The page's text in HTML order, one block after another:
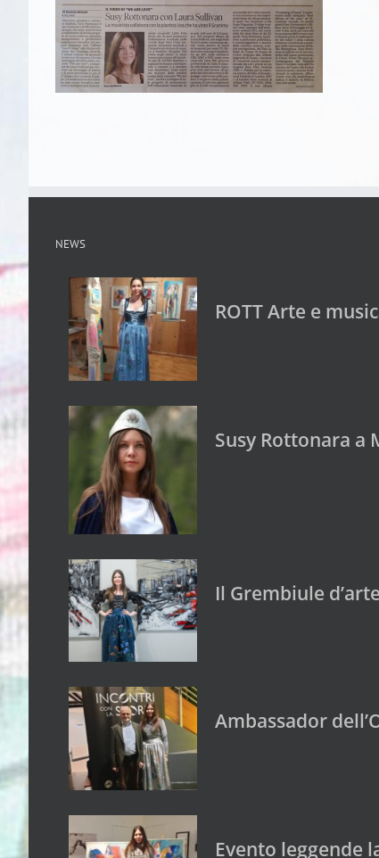
NEWS
ROTT Arte e
Susy Rottonara a
Il Grembiule
Ambassador
Evento leggende